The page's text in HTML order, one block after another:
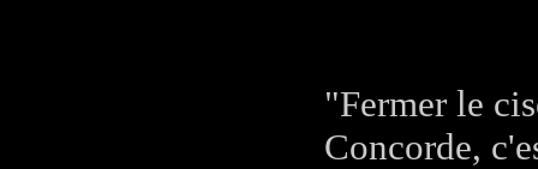
"Fermer le
Concorde,